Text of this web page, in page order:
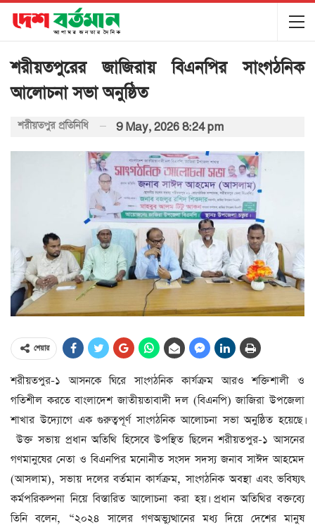
শরীয়তপুরের জাজিরায় বিএনপির সাংগঠনিক
আলোচনা সভা অনুষ্ঠিত
শরীয়তপুর প্রতিনিধি 9 May, 2026 8:24 pm
শেয়ার
শরীয়তপুর-১ আসনকে ঘিরে সাংগঠনিক কার্যক্রম আরও শক্তিশালী ও
গতিশীল করতে বাংলাদেশ জাতীয়তাবাদী দল (বিএনপি) জাজিরা উপজেলা
শাখার উদ্যোগে এক গুরুত্বপূর্ণ সাংগঠনিক আলোচনা সভা অনুষ্ঠিত হয়েছে।
উক্ত সভায় প্রধান অতিথি হিসেবে উপস্থিত ছিলেন শরীয়তপুর-১ আসনের
গণমানুষের নেতা ও বিএনপির মনোনীত সংসদ সদস্য জনাব সাঈদ আহমেদ
(আসলাম), সভায় দলের বর্তমান কার্যক্রম, সাংগঠনিক অবস্থা এবং ভবিষ্যৎ
কর্মপরিকল্পনা নিয়ে বিস্তারিত আলোচনা করা হয়। প্রধান অতিথির বক্তব্যে
তিনি বলেন, “২০২৪ সালের গণঅভ্যুত্থানের মধ্য দিয়ে দেশের মানুষ